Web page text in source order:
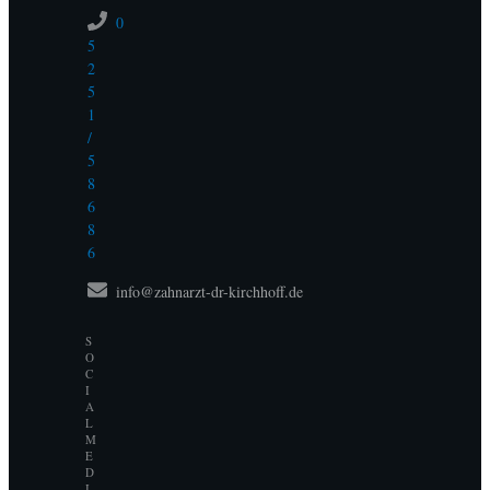
0
5
2
5
1
/
5
8
6
8
6
info@zahnarzt-dr-kirchhoff.de
S
O
C
I
A
L
M
E
D